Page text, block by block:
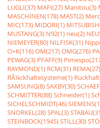
LUGLI(37) MAFI(27) Manitou(3)
MASCHINEN(178) MAST(2)
MIC(173) MIDORI(1)
MUSTANG(3) N92(1) neu(2)
NIEMEYER(80) NILFISK(31)
O+K(116)OM(217)OMG(276)
PEWAG(3) PFAFF(9)
RAYMOND(1) RCM(31) REMA(27)
RÃ¼ckhaltesysteme(1)
SAMSUNG(8)SAXBY(30)
SCHMITTER(88)Schneider(1)
SICHELSCHMIDT(46)
SNORKEL(28)SPAL(3)
STEINBOCK(1945)STILL(30)